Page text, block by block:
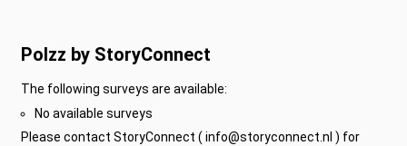
Polzz by StoryConnect
The following surveys are available:
No available surveys
Please contact StoryConnect ( info@storyconnect.nl ) for